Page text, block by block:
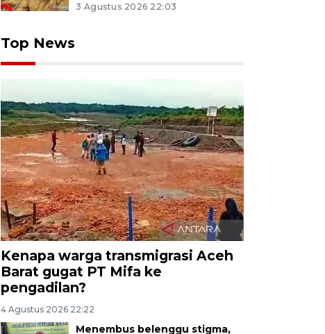
3 Agustus 2026 22:03
Top News
Kenapa warga transmigrasi Aceh
Barat gugat PT Mifa ke
pengadilan?
4 Agustus 2026 22:22
Menembus belenggu stigma,